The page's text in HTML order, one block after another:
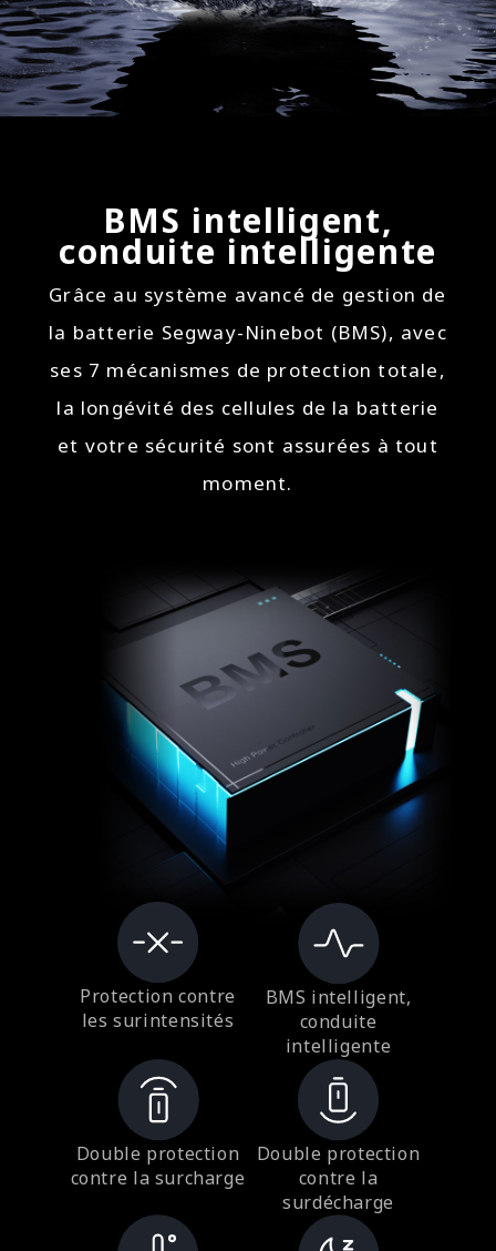
BMS intelligent,
conduite intelligente
Grâce au système avancé de gestion de
la batterie Segway-Ninebot (BMS), avec
ses 7 mécanismes de protection totale,
la longévité des cellules de la batterie
et votre sécurité sont assurées à tout
moment.
Protection contre
les surintensités
BMS intelligent,
conduite
intelligente
Double protection
contre la surcharge
Double protection
contre la
surdécharge